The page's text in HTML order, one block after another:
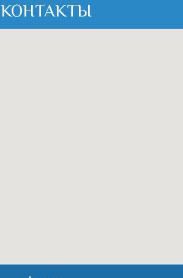
КОНТАКТЫ